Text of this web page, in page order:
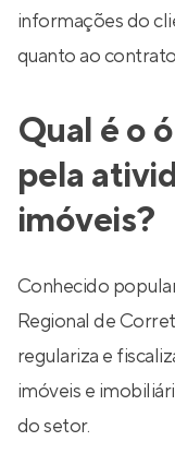
informações do
quanto ao
Qual é o
pela
imóveis?
Conhecido
Regional de
regulariza e
imóveis e
do setor.